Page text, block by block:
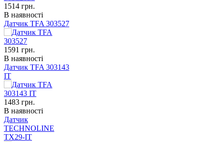
1514 грн.
В наявності
Датчик TFA 303527
1591 грн.
В наявності
Датчик TFA 303143
IT
1483 грн.
В наявності
Датчик
TECHNOLINE
TX29-IT